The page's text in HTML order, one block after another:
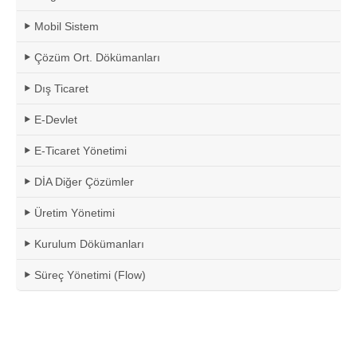
Mobil Sistem
Çözüm Ort. Dökümanları
Dış Ticaret
E-Devlet
E-Ticaret Yönetimi
DİA Diğer Çözümler
Üretim Yönetimi
Kurulum Dökümanları
Süreç Yönetimi (Flow)